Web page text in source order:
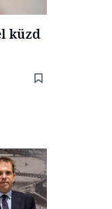
küzd